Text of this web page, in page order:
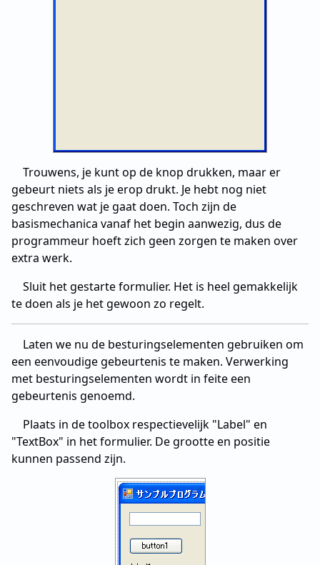
Trouwens, je kunt op de knop drukken, maar er
gebeurt niets als je erop drukt. Je hebt nog niet
geschreven wat je gaat doen. Toch zijn de
basismechanica vanaf het begin aanwezig, dus de
programmeur hoeft zich geen zorgen te maken over
extra werk.
Sluit het gestarte formulier. Het is heel gemakkelijk
te doen als je het gewoon zo regelt.
Laten we nu de besturingselementen gebruiken om
een eenvoudige gebeurtenis te maken. Verwerking
met besturingselementen wordt in feite een
gebeurtenis genoemd.
Plaats in de toolbox respectievelijk "Label" en
"TextBox" in het formulier. De grootte en positie
kunnen passend zijn.